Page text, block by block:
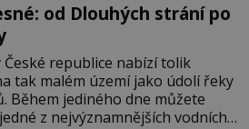
od Dlouhých strání po
republice nabízí tolik
tak malém území jako údolí řeky
Během jediného dne můžete
z nejvýznamnějších vodních